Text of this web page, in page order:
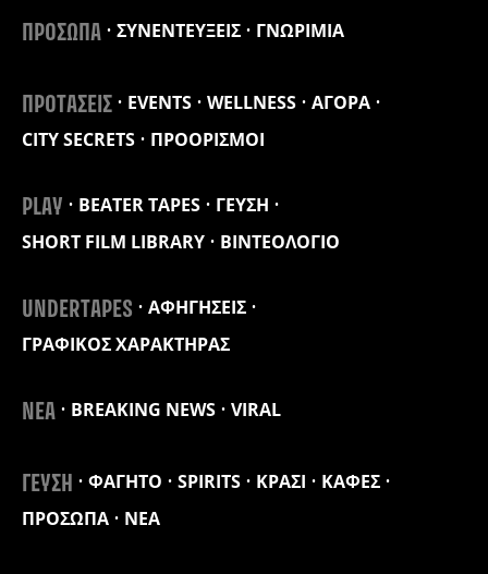
ΠΡΟΣΩΠΑ ΣΥΝΕΝΤΕΥΞΕΙΣ ΓΝΩΡΙΜΙΑ
ΠΡΟΤΑΣΕΙΣ EVENTS WELLNESS
ΑΓΟΡΑ
CITY SECRETS
ΠΡΟΟΡΙΣΜΟΙ
PLAY BEATER TAPES
ΓΕΥΣΗ
SHORT FILM LIBRARY
ΒΙΝΤΕΟΛΟΓΙΟ
UNDERTAPES
ΑΦΗΓΗΣΕΙΣ
ΓΡΑΦΙΚΟΣ ΧΑΡΑΚΤΗΡΑΣ
ΝΕΑ BREAKING NEWS VIRAL
ΓΕΥΣΗ ΦΑΓΗΤΟ SPIRITS ΚΡΑΣΙ
ΚΑΦΕΣ
ΠΡΟΣΩΠΑ
ΝΕΑ